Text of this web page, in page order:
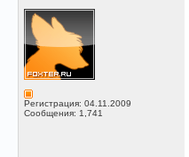
Регистрация: 04.11.2009
Сообщения: 1,741